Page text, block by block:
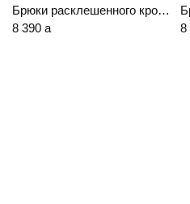
Брюки расклешенного кроя с эластичным поясом
8 390 a 8